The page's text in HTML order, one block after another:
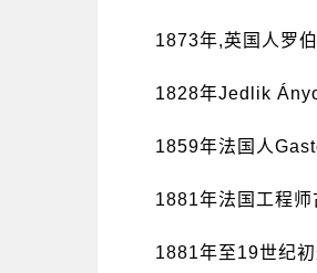
1873年,英国人罗
1828年Jedlik
1859年法国人
1881年法国工程师
1881年至19世纪